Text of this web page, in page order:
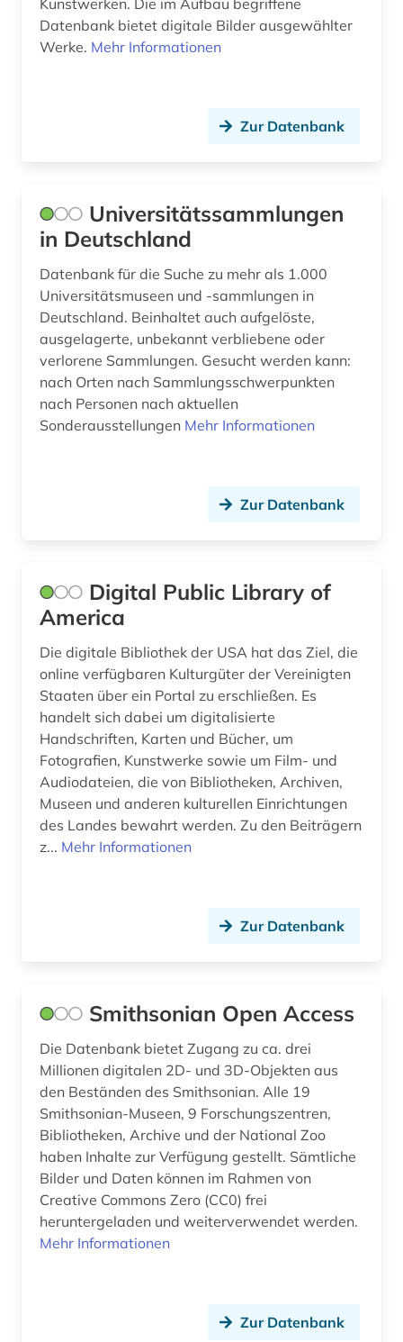
inventar (2)
kulturgut (1)
kunst (17)
kunstgalerie (1)
kunstsammlung (4)
kunstwerk (1)
mecklenburg-vorpommern (1)
museum (44)
national trust (1)
norwegen (1)
nutzungsrecht (1)
objekt (1)
reproduktion (1)
rheinland (2)
sachsen (2)
sammlung (4)
schleswig-holstein (2)
schweden (3)
schweiz (1)
staatliche graphische sammlung münchen (1)
Kunstwerken. Die im Aufbau begriffene
Datenbank bietet digitale Bilder ausgewählter
Werke. Mehr Informationen
Zur Datenbank
Universitätssammlungen
in Deutschland
Datenbank für die Suche zu mehr als 1.000
Universitätsmuseen und -sammlungen in
Deutschland. Beinhaltet auch aufgelöste,
ausgelagerte, unbekannt verbliebene oder
verlorene Sammlungen. Gesucht werden kann:
nach Orten nach Sammlungsschwerpunkten
nach Personen nach aktuellen
Sonderausstellungen Mehr Informationen
Zur Datenbank
Digital Public Library of
America
Die digitale Bibliothek der USA hat das Ziel, die
online verfügbaren Kulturgüter der Vereinigten
Staaten über ein Portal zu erschließen. Es
handelt sich dabei um digitalisierte
Handschriften, Karten und Bücher, um
Fotografien, Kunstwerke sowie um Film- und
Audiodateien, die von Bibliotheken, Archiven,
Museen und anderen kulturellen Einrichtungen
des Landes bewahrt werden. Zu den Beiträgern
z... Mehr Informationen
Zur Datenbank
Smithsonian Open Access
Die Datenbank bietet Zugang zu ca. drei
Millionen digitalen 2D- und 3D-Objekten aus
den Beständen des Smithsonian. Alle 19
Smithsonian-Museen, 9 Forschungszentren,
Bibliotheken, Archive und der National Zoo
haben Inhalte zur Verfügung gestellt. Sämtliche
Bilder und Daten können im Rahmen von
Creative Commons Zero (CC0) frei
heruntergeladen und weiterverwendet werden.
Mehr Informationen
Zur Datenbank